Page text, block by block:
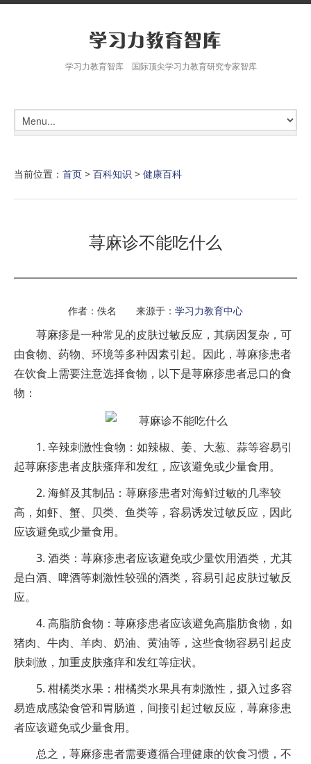
学习力教育智库 国际顶尖学习力教育研究专家智库
当前位置： 首页 > 百科知识 > 健康百科
荨麻诊不能吃什么
作者：佚名 来源于： 学习力教育中心
荨麻疹是一种常见的皮肤过敏反应，其病因复杂，可
由食物、药物、环境等多种因素引起。因此，荨麻疹患者
在饮食上需要注意选择食物，以下是荨麻疹患者忌口的食
物：
1. 辛辣刺激性食物：如辣椒、姜、大葱、蒜等容易引
起荨麻疹患者皮肤瘙痒和发红，应该避免或少量食用。
2. 海鲜及其制品：荨麻疹患者对海鲜过敏的几率较
高，如虾、蟹、贝类、鱼类等，容易诱发过敏反应，因此
应该避免或少量食用。
3. 酒类：荨麻疹患者应该避免或少量饮用酒类，尤其
是白酒、啤酒等刺激性较强的酒类，容易引起皮肤过敏反
应。
4. 高脂肪食物：荨麻疹患者应该避免高脂肪食物，如
猪肉、牛肉、羊肉、奶油、黄油等，这些食物容易引起皮
肤刺激，加重皮肤瘙痒和发红等症状。
5. 柑橘类水果：柑橘类水果具有刺激性，摄入过多容
易造成感染食管和胃肠道，间接引起过敏反应，荨麻疹患
者应该避免或少量食用。
总之，荨麻疹患者需要遵循合理健康的饮食习惯，不